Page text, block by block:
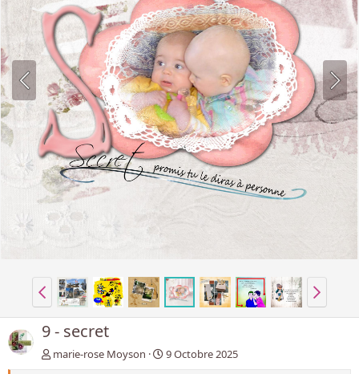
9 - secret
marie-rose Moyson
9 Octobre 2025